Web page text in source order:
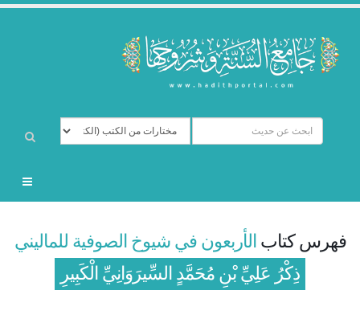
فهرس كتاب الأربعون في شيوخ الصوفية للماليني
ذِكْرُ عَلِيِّ بْنِ مُحَمَّدٍ السِّيرَوَانِيِّ الْكَبِيرِ